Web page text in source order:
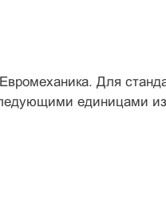
Для
единицами